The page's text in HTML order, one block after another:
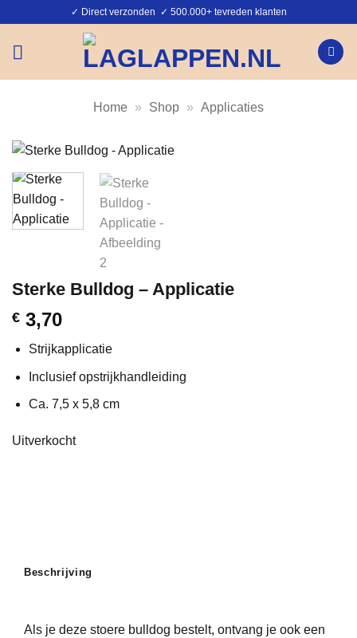
inhoud
✓ Direct verzonden ✓ 500.000+ tevreden klanten
Home » Shop » Applicaties
Sterke Bulldog – Applicatie
€ 3,70
Strijkapplicatie
Inclusief opstrijkhandleiding
Ca. 7,5 x 5,8 cm
Uitverkocht
Beschrijving
Als je deze stoere bulldog bestelt, ontvang je ook een